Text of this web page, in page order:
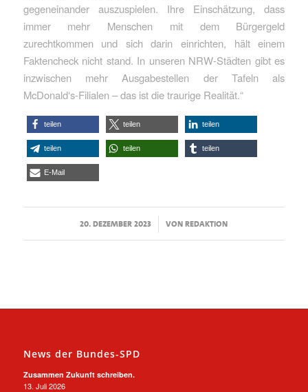
gegeneinander auszuspielen. Ihre Einschätzung, dass
immer mehr Menschen mit dem Bürgergeld
zurechtkommen und sich darin einrichten, hält einem
Faktencheck nicht stand. In unseren NRW-Städten gibt es
inzwischen mehr Ausgabestellen der Tafeln als
McDonald‘s-Filialen – das ist die traurige Realität.“
teilen teilen teilen
teilen teilen teilen
E-Mail
20. DEZEMBER 2023
/ VONREDAKTION
News der Bundes-SPD
Zusammen Zukunft schreiben.
13. Juli 2026